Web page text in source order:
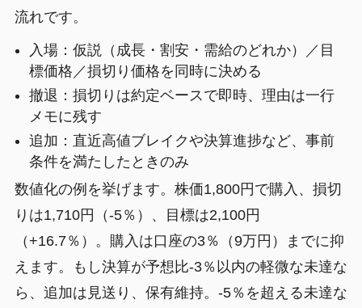
流れです。
入場：仮説（成長・割安・需給のどれか）／目
標価格／損切り価格を同時に決める
撤退：損切りは約定ベースで即時、理由は一行
メモに残す
追加：直近高値ブレイクや決算進捗など、事前
条件を満たしたときのみ
数値化の例を挙げます。株価1,800円で購入、損切
りは1,710円（-5％）、目標は2,100円
（+16.7％）。購入は口座の3％（9万円）までに抑
えます。もし決算が予想比-3％以内の軽微な未達な
ら、追加は見送り、保有維持。-5％を超える未達な